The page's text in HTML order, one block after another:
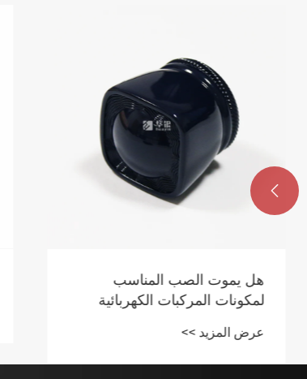
هل يموت الصب المناسب
لمكونات المركبات الكهربائية
عرض المزيد >>
